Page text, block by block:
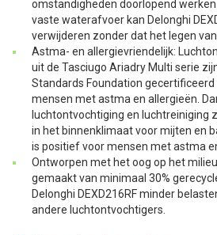
omstandigheden doorlopend
vaste waterafvoer kan Delonghi
verwijderen zonder dat het legen
Astma- en allergievriendelijk:
uit de Tasciugo Ariadry Multi serie
Standards Foundation
mensen met astma en allergieën.
luchtontvochtiging en luchtreiniging
in het binnenklimaat voor mijten en
is positief voor mensen met astma
Ontworpen met het oog op het
gemaakt van minimaal 30%
Delonghi DEXD216RF minder
andere luchtontvochtigers.